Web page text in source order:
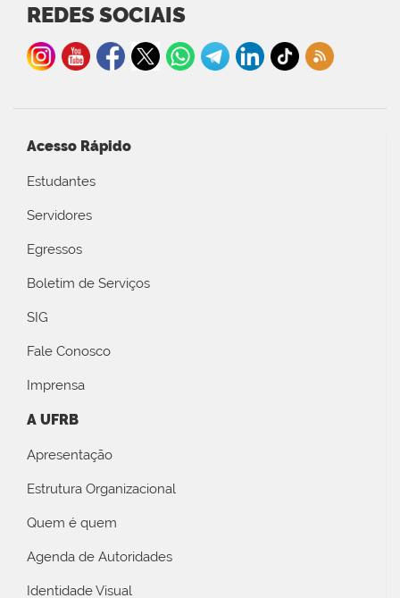
REDES SOCIAIS
Acesso Rápido
Estudantes
Servidores
Egressos
Boletim de Serviços
SIG
Fale Conosco
Imprensa
A UFRB
Apresentação
Estrutura Organizacional
Quem é quem
Agenda de Autoridades
Identidade Visual